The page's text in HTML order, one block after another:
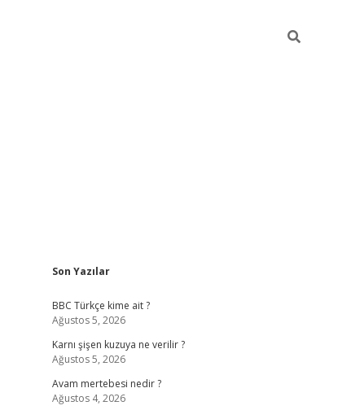
Sidebar
Son Yazılar
BBC Türkçe kime ait ?
Ağustos 5, 2026
Karnı şişen kuzuya ne verilir ?
Ağustos 5, 2026
Avam mertebesi nedir ?
Ağustos 4, 2026